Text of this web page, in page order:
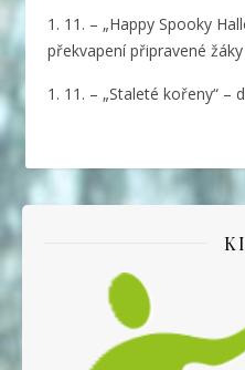
1. 11. – „Happy Spooky
překvapení připravené
1. 11. – „Staleté kořeny“ –